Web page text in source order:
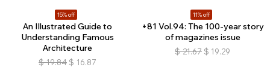
15% off
An Illustrated Guide to
Understanding Famous
Architecture
$ 19.84 $ 16.87
11% off
+81 Vol.94: The 100-year story
of magazines issue
$ 21.67 $ 19.29